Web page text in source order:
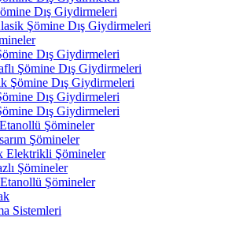
Dış Giydirmeleri
Şömine Dış Giydirmeleri
Dış Giydirmeleri
Şömine Dış Giydirmeleri
Şömine Dış Giydirmeleri
Dış Giydirmeleri
Dış Giydirmeleri
Şömineler
Şömineler
Elektrikli Şömineler
Şömineler
Şömineler
Sistemleri